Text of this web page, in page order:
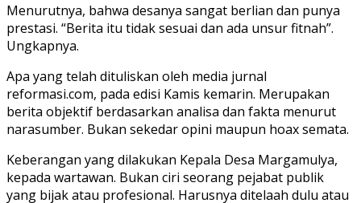
Menurutnya, bahwa desanya sangat berlian dan punya
prestasi. “Berita itu tidak sesuai dan ada unsur fitnah”.
Ungkapnya.
Apa yang telah dituliskan oleh media jurnal
reformasi.com, pada edisi Kamis kemarin. Merupakan
berita objektif berdasarkan analisa dan fakta menurut
narasumber. Bukan sekedar opini maupun hoax semata.
Keberangan yang dilakukan Kepala Desa Margamulya,
kepada wartawan. Bukan ciri seorang pejabat publik
yang bijak atau profesional. Harusnya ditelaah dulu atau